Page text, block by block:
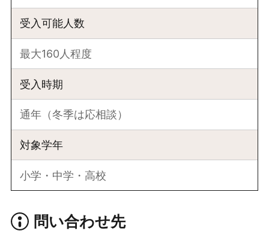
受入可能人数
最大160人程度
受入時期
通年（冬季は応相談）
対象学年
小学・中学・高校
問い合わせ先